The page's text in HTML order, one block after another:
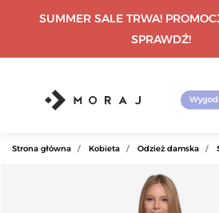
SUMMER SALE TRWA!
SPRAWDŹ!
Strona główna Kobieta Odzież damska